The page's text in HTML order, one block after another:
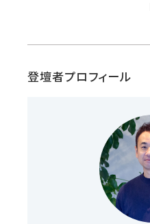
登壇者プロフィール